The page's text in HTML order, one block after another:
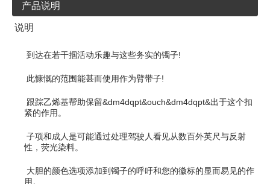
产品说明
说明
到达在若干掴活动乐趣与这些务实的镯子!
此慷慨的范围能甚而使用作为臂带子!
跟踪乙烯基帮助保留&dm4dqpt&ouch&dm4dqpt&出于这个扣
紧的作用。
子项和成人是可能通过处理驾驶人看见从数百外英尺与反射
性，荧光染料。
大胆的颜色选项添加到镯子的呼吁和您的徽标的显而易见的作
用。